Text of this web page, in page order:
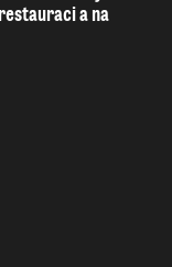
a na